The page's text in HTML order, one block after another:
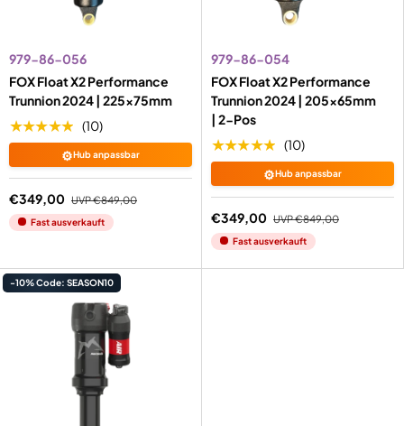
979-86-056
FOX Float X2 Performance
Trunnion 2024 | 225x75mm
★★★★★ (10)
⚙️Hub anpassbar
€349,00 UVP€849,00
Fast ausverkauft
979-86-054
FOX Float X2 Performance
Trunnion 2024 | 205x65mm
| 2-Pos
★★★★★ (10)
⚙️Hub anpassbar
€349,00 UVP€849,00
Fast ausverkauft
-10% Code: SEASON10